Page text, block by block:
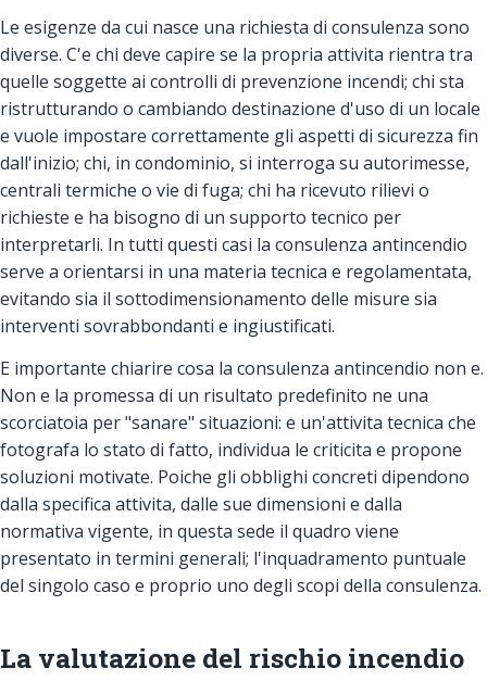
Le esigenze da cui nasce una richiesta di consulenza sono
diverse. C'e chi deve capire se la propria attivita rientra tra
quelle soggette ai controlli di prevenzione incendi; chi sta
ristrutturando o cambiando destinazione d'uso di un locale
e vuole impostare correttamente gli aspetti di sicurezza fin
dall'inizio; chi, in condominio, si interroga su autorimesse,
centrali termiche o vie di fuga; chi ha ricevuto rilievi o
richieste e ha bisogno di un supporto tecnico per
interpretarli. In tutti questi casi la consulenza antincendio
serve a orientarsi in una materia tecnica e regolamentata,
evitando sia il sottodimensionamento delle misure sia
interventi sovrabbondanti e ingiustificati.
E importante chiarire cosa la consulenza antincendio non e.
Non e la promessa di un risultato predefinito ne una
scorciatoia per "sanare" situazioni: e un'attivita tecnica che
fotografa lo stato di fatto, individua le criticita e propone
soluzioni motivate. Poiche gli obblighi concreti dipendono
dalla specifica attivita, dalle sue dimensioni e dalla
normativa vigente, in questa sede il quadro viene
presentato in termini generali; l'inquadramento puntuale
del singolo caso e proprio uno degli scopi della consulenza.
La valutazione del rischio incendio